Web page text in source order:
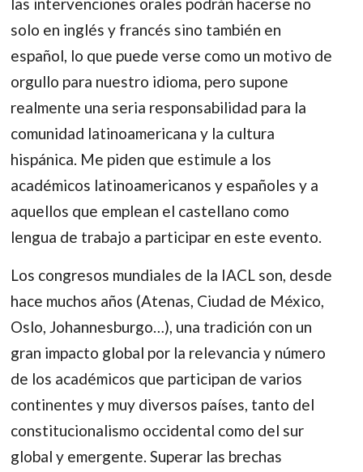
las intervenciones orales podrán hacerse no
solo en inglés y francés sino también en
español, lo que puede verse como un motivo de
orgullo para nuestro idioma, pero supone
realmente una seria responsabilidad para la
comunidad latinoamericana y la cultura
hispánica. Me piden que estimule a los
académicos latinoamericanos y españoles y a
aquellos que emplean el castellano como
lengua de trabajo a participar en este evento.
Los congresos mundiales de la IACL son, desde
hace muchos años (Atenas, Ciudad de México,
Oslo, Johannesburgo…), una tradición con un
gran impacto global por la relevancia y número
de los académicos que participan de varios
continentes y muy diversos países, tanto del
constitucionalismo occidental como del sur
global y emergente. Superar las brechas